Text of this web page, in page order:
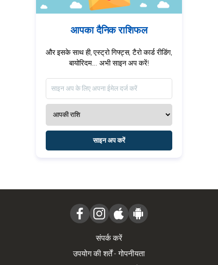
आपका दैनिक राशिफल
और इसके साथ ही, एस्ट्रो गिफ्ट्स, टैरो कार्ड रीडिंग,
बायोरिदम... अभी साइन अप करें!
साइन अप करें
संपर्क करें
उपयोग की शर्तें-गोपनीयता